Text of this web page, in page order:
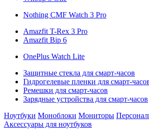
Nothing CMF Watch 3 Pro
Amazfit T-Rex 3 Pro
Amazfit Bip 6
OnePlus Watch Lite
Защитные стекла для смарт-часов
Гидрогелевые пленки для смарт-
Ремешки для смарт-часов
Зарядные устройства для смарт-часов
Ноутбуки Моноблоки Мониторы
Аксессуары для ноутбуков